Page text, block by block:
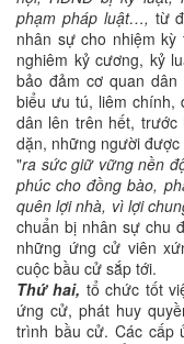
phạm pháp luật…, từ
nhân sự cho nhiệm kỳ
nghiêm kỷ cương, kỷ
bảo đảm cơ quan
biểu ưu tú, liêm chính,
dân lên trên hết,
dặn, những người
"ra sức giữ vững nền
phúc cho đồng bào,
quên lợi nhà, vì lợi
chuẩn bị nhân sự chu
những ứng cử viên
cuộc bầu cử sắp tới.
Thứ hai, tổ chức tốt
ứng cử, phát huy
trình bầu cử. Các cấp